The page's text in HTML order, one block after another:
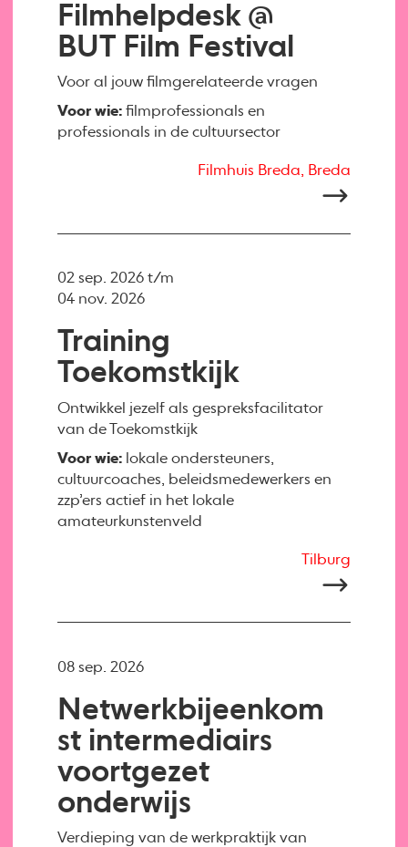
Filmhelpdesk @
BUT Film Festival
Voor al jouw filmgerelateerde vragen
Voor wie: filmprofessionals en
professionals in de cultuursector
Filmhuis Breda, Breda
Training
Toekomstkijk
Ontwikkel jezelf als gespreksfacilitator
van de Toekomstkijk
Voor wie: lokale ondersteuners,
cultuurcoaches, beleidsmedewerkers en
zzp’ers actief in het lokale
amateurkunstenveld
02 sep. 2026 t/m
04 nov. 2026
Tilburg
Netwerkbijeenkom
st intermediairs
voortgezet
onderwijs
Verdieping van de werkpraktijk van
08 sep. 2026